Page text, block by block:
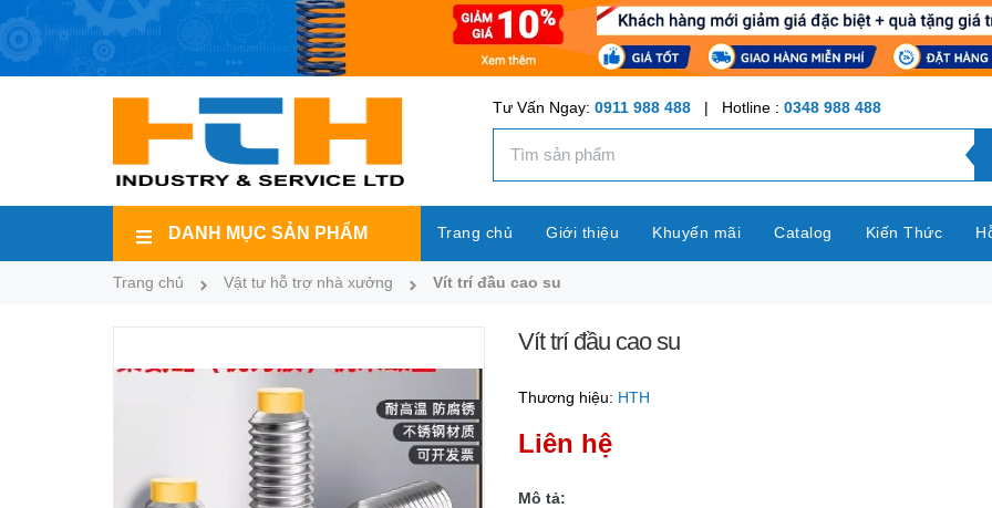
Tư Vấn Ngay: 0911 988 488 | Hotline : 0348 988 488
DANH MỤC SẢN PHẨM Trang chủ Giới thiệu Khuyến mãi Catalog Kiến Thức
Trang chủ Vật tư hỗ trợ nhà xưởng Vít trí đầu cao su
Vít trí đầu cao su
Thương hiệu: HTH
Liên hệ
Mô tả: